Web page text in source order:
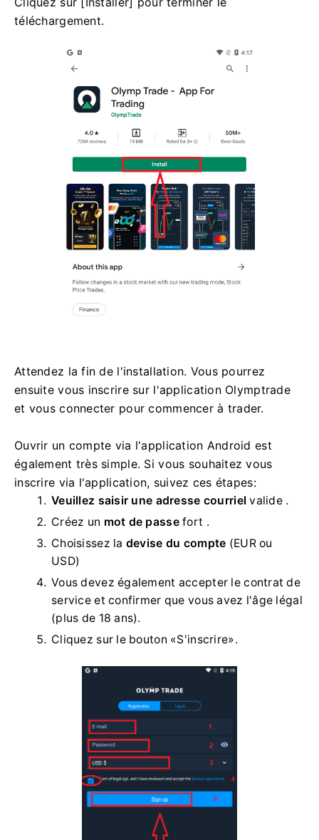
téléchargement.
Attendez la fin de l'installation. Vous pourrez
ensuite vous inscrire sur l'application Olymptrade
et vous connecter pour commencer à trader.
Ouvrir un compte via l'application Android est
également très simple. Si vous souhaitez vous
inscrire via l'application, suivez ces étapes:
Veuillez saisir une adresse courriel valide .
Créez un mot de passefort .
Choisissez la devise du compte (EUR ou
USD)
Vous devez également accepter le contrat de
service et confirmer que vous avez l'âge légal
(plus de 18 ans).
Cliquez sur le bouton «S'inscrire».